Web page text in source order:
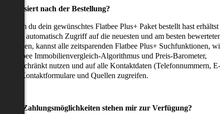
passiert nach der Bestellung?
du dein gewünschtes Flatbee Plus+ Paket bestellt hast erhältst
sofort automatisch Zugriff auf die neuesten und am besten
kannst alle zeitsparenden Flatbee Plus+ Suchfunktionen,
Flatbee Immobilienvergleich-Algorithmus und Preis-Barometer,
nutzen und auf alle Kontaktdaten (Telefonnummern, E-
Kontaktformulare und Quellen zugreifen.
Zahlungsmöglichkeiten stehen mir zur Verfügung?